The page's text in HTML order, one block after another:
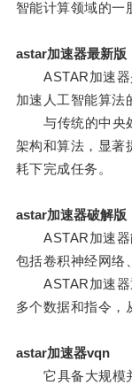
智能计算领域的一
astar加速器最新版
ASTAR加速器
加速人工智能算法
与传统的中央处
架构和算法，显著
耗下完成任务。
astar加速器破解版
ASTAR加速器
包括卷积神经网络
ASTAR加速器
多个数据和指令，
astar加速器vqn
它具备大规模并